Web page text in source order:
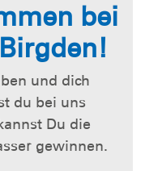
bei
und dich
du bei uns
Du die
gewinnen.